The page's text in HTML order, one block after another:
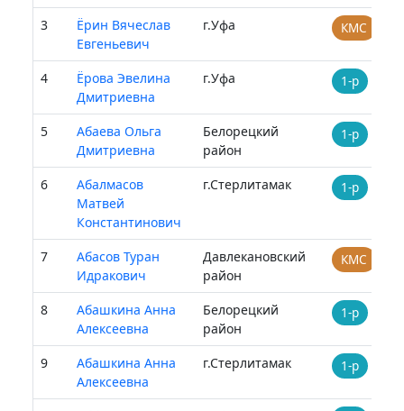
3
Ёрин Вячеслав
Евгеньевич
г.Уфа КМС
4
Ёрова Эвелина
Дмитриевна
г.Уфа 1-р
5
Абаева Ольга
Дмитриевна
Белорецкий
район
1-р
6
Абалмасов
Матвей
Константинович
г.Стерлитамак 1-р
7
Абасов Туран
Идракович
Давлекановский
район
КМС
8
Абашкина Анна
Алексеевна
Белорецкий
район
1-р
9
Абашкина Анна
Алексеевна
г.Стерлитамак 1-р